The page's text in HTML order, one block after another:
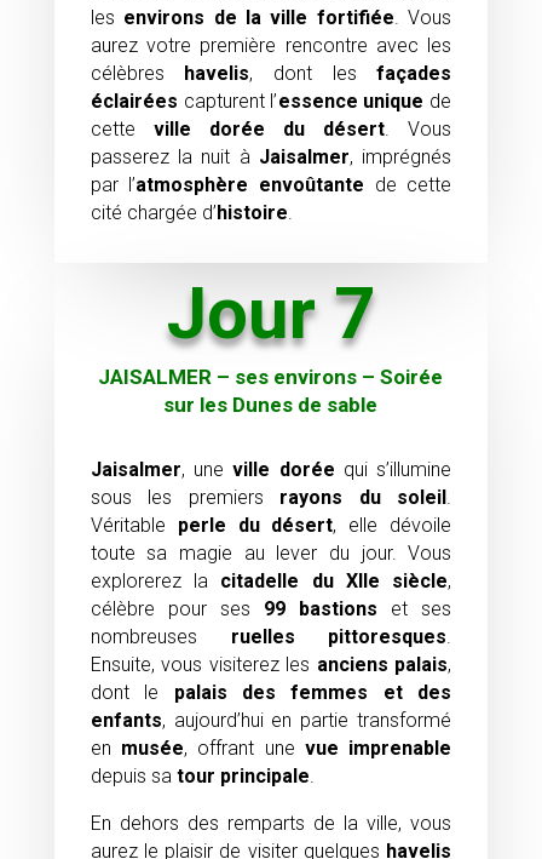
les environs de la ville fortifiée . Vous
aurez votre première rencontre avec les
célèbres havelis, dont lesfaçades
éclairées capturent l’essence unique de
cette ville dorée du désert . Vous
passerez la nuit à Jaisalmer, imprégnés
par l’atmosphère envoûtante de cette
cité chargée d’histoire
Jour 7
JAISALMER – ses environs – Soirée
sur les Dunes de sable
Jaisalmer, uneville dorée qui s’illumine
sous les premiers rayons du soleil
Véritable perle du désert, elle dévoile
toute sa magie au lever du jour. Vous
explorerez la citadelle du XIIe siècle,
célèbre pour ses 99 bastions et ses
nombreuses ruelles pittoresques
Ensuite, vous visiterez les anciens palais,
dont le palais des femmes et des
enfants, aujourd’hui en partie transformé
en musée, offrant une vue imprenable
depuis sa tour principale
En dehors des remparts de la ville, vous
aurez le plaisir de visiter quelques havelis